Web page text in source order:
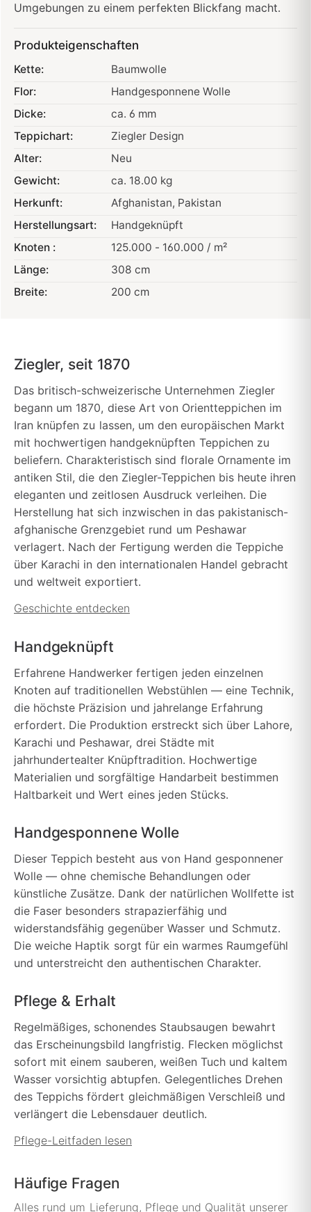
Umgebungen zu einem perfekten Blickfang macht.
Produkteigenschaften
Kette:
Baumwolle
Flor:
Handgesponnene Wolle
Dicke:
ca. 6 mm
Teppichart:
Ziegler Design
Alter:
Neu
Gewicht:
ca. 18.00 kg
Herkunft:
Afghanistan, Pakistan
Herstellungsart:
Handgeknüpft
Knoten :
125.000 - 160.000 / m²
Länge:
308 cm
Breite:
200 cm
Ziegler, seit 1870
Das britisch-schweizerische Unternehmen Ziegler
begann um 1870, diese Art von Orientteppichen im
Iran knüpfen zu lassen, um den europäischen Markt
mit hochwertigen handgeknüpften Teppichen zu
beliefern. Charakteristisch sind florale Ornamente im
antiken Stil, die den Ziegler-Teppichen bis heute ihren
eleganten und zeitlosen Ausdruck verleihen. Die
Herstellung hat sich inzwischen in das pakistanisch-
afghanische Grenzgebiet rund um Peshawar
verlagert. Nach der Fertigung werden die Teppiche
über Karachi in den internationalen Handel gebracht
und weltweit exportiert.
Geschichte entdecken
Handgeknüpft
Erfahrene Handwerker fertigen jeden einzelnen
Knoten auf traditionellen Webstühlen — eine Technik,
die höchste Präzision und jahrelange Erfahrung
erfordert. Die Produktion erstreckt sich über Lahore,
Karachi und Peshawar, drei Städte mit
jahrhundertealter Knüpftradition. Hochwertige
Materialien und sorgfältige Handarbeit bestimmen
Haltbarkeit und Wert eines jeden Stücks.
Handgesponnene Wolle
Dieser Teppich besteht aus von Hand gesponnener
Wolle — ohne chemische Behandlungen oder
künstliche Zusätze. Dank der natürlichen Wollfette ist
die Faser besonders strapazierfähig und
widerstandsfähig gegenüber Wasser und Schmutz.
Die weiche Haptik sorgt für ein warmes Raumgefühl
und unterstreicht den authentischen Charakter.
Pflege & Erhalt
Regelmäßiges, schonendes Staubsaugen bewahrt
das Erscheinungsbild langfristig. Flecken möglichst
sofort mit einem sauberen, weißen Tuch und kaltem
Wasser vorsichtig abtupfen. Gelegentliches Drehen
des Teppichs fördert gleichmäßigen Verschleiß und
verlängert die Lebensdauer deutlich.
Pflege-Leitfaden lesen
Häufige Fragen
Alles rund um Lieferung, Pflege und Qualität unserer